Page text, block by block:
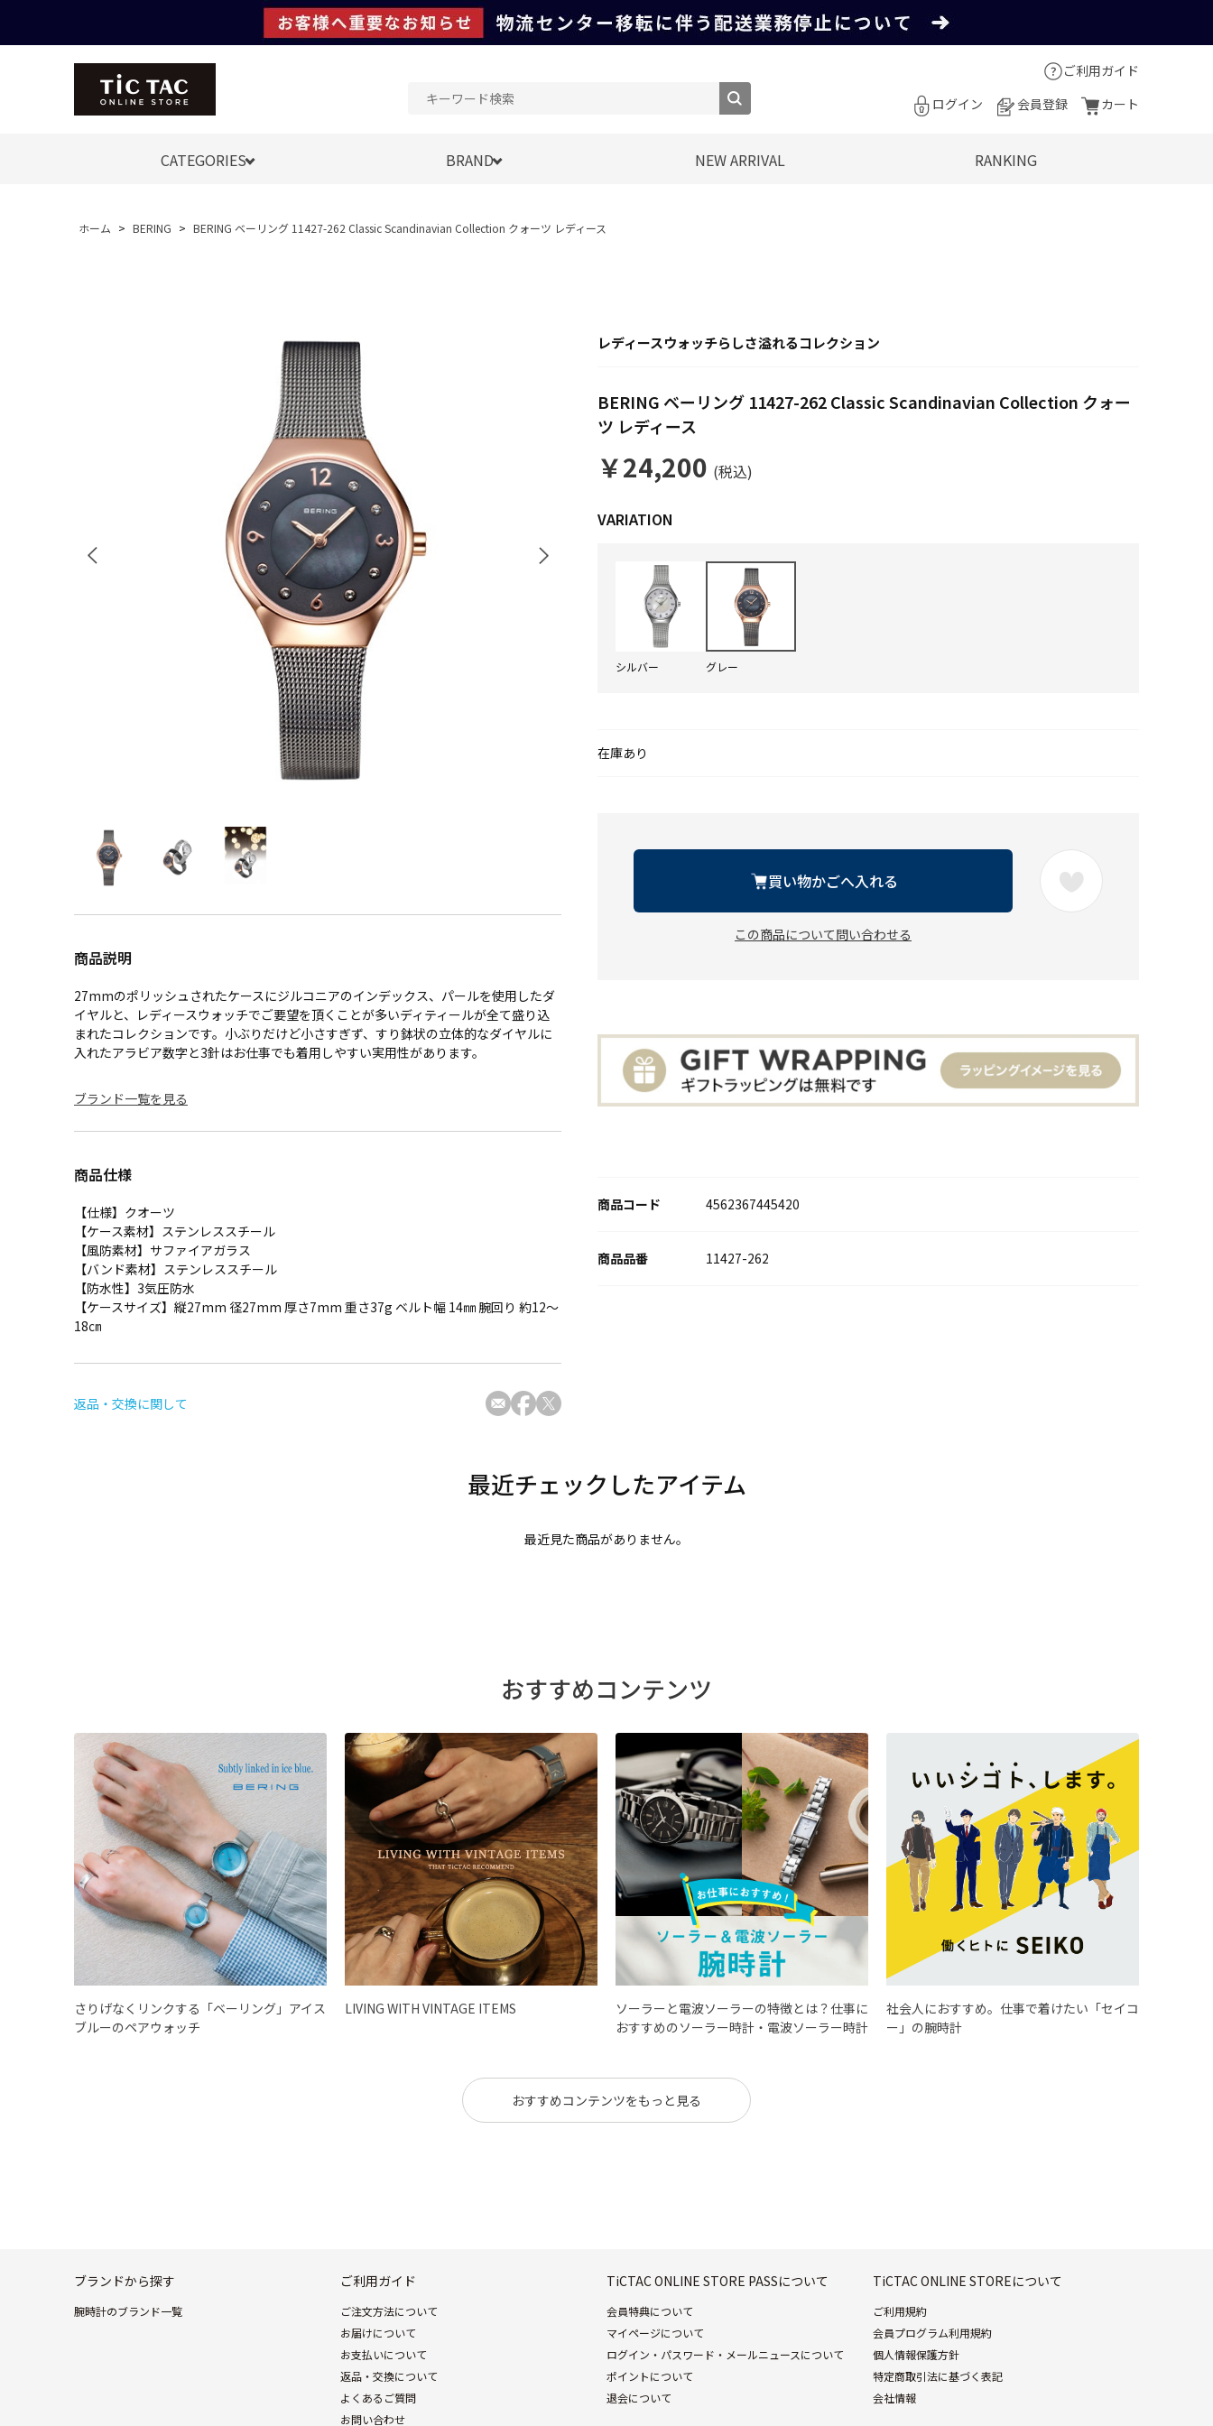
ご利用ガイド
ログイン
会員登録 カート
CATEGORIES BRAND NEW ARRIVAL RANKING
ホーム > BERING > BERING ベーリング 11427-262 Classic Scandinavian Collection クォーツ レディース
商品説明
27mmのポリッシュされたケースにジルコニアのインデックス、パールを使用したダ
イヤルと、レディースウォッチでご要望を頂くことが多いディティールが全て盛り込
まれたコレクションです。小ぶりだけど小さすぎず、すり鉢状の立体的なダイヤルに
入れたアラビア数字と3針はお仕事でも着用しやすい実用性があります。
ブランド一覧を見る
商品仕様
【仕様】クオーツ
【ケース素材】ステンレススチール
【風防素材】サファイアガラス
【バンド素材】ステンレススチール
【防水性】3気圧防水
【ケースサイズ】縦27mm 径27mm 厚さ7mm 重さ37g ベルト幅 14㎜ 腕回り 約12～
18㎝
返品・交換に関して
レディースウォッチらしさ溢れるコレクション
BERING ベーリング 11427-262 Classic Scandinavian Collection クォー
ツ レディース
￥24,200 (税込)
商品コード 4562367445420
11427-262
在庫あり
シルバー グレー
買い物かごへ入れる
この商品について問い合わせる
最近見た商品がありません。
おすすめコンテンツ
さりげなくリンクする「ベーリング」アイス
ブルーのペアウォッチ
LIVING WITH VINTAGE ITEMS
ソーラーと電波ソーラーの特徴とは？仕事に
おすすめのソーラー時計・電波ソーラー時計
社会人におすすめ。仕事で着けたい「セイコ
ー」の腕時計
おすすめコンテンツをもっと見る
ブランドから探す
腕時計のブランド一覧
ご利用ガイド
ご注文方法について
お届けについて
お支払いについて
返品・交換について
よくあるご質問
お問い合わせ
TiCTAC ONLINE STORE PASSについて
会員特典について
マイページについて
ログイン・パスワード・メールニュースについて
ポイントについて
退会について
TiCTAC ONLINE STOREについて
ご利用規約
会員プログラム利用規約
個人情報保護方針
特定商取引法に基づく表記
会社情報